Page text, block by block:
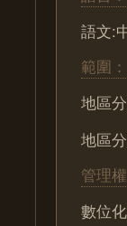
語文:
範圍：
地區
地區
管理權
數位